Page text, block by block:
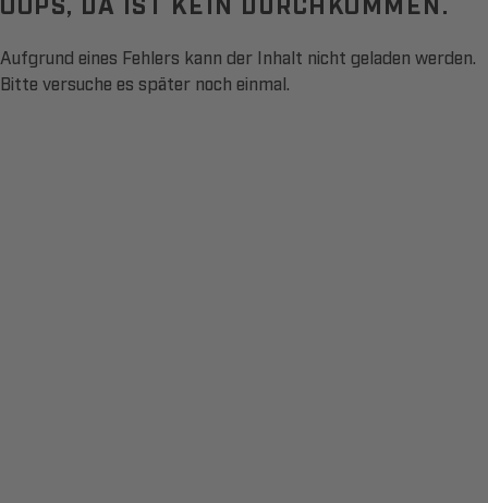
Aufgrund eines Fehlers kann der Inhalt nicht geladen werden.
Bitte versuche es später noch einmal.